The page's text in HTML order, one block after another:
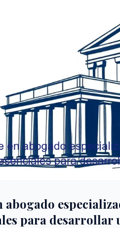
abogado
para desarrollar